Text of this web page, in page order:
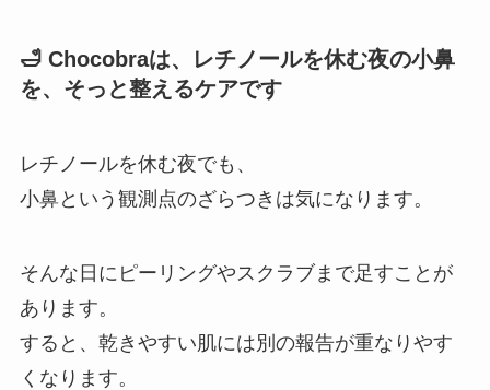
🛁 Chocobraは、レチノールを休む夜の小鼻
を、そっと整えるケアです
レチノールを休む夜でも、
小鼻という観測点のざらつきは気になります。
そんな日にピーリングやスクラブまで足すことが
あります。
すると、乾きやすい肌には別の報告が重なりやす
くなります。